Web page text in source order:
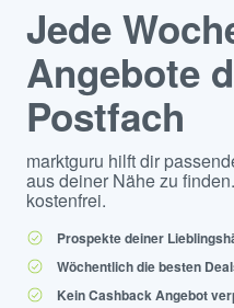
Jede
Angebote
Postfach
marktguru hilft dir
aus deiner Nähe zu
kostenfrei.
Prospekte deiner
Wöchentlich die besten
Kein Cashback Angebot